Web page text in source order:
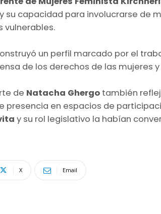
capacidad para involucrarse de
vulnerables.
un perfil marcado por el
de los derechos de las mujeres
de Natacha Ghergo también
presencia en espacios de
y su rol legislativo la habían
X Email